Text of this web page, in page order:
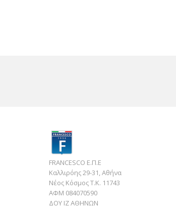
FRANCESCO Ε.Π.Ε
Καλλιρόης 29-31, Αθήνα
Νέος Κόσμος Τ.Κ. 11743
ΑΦΜ 084070590
ΔΟΥ ΙΖ ΑΘΗΝΩΝ